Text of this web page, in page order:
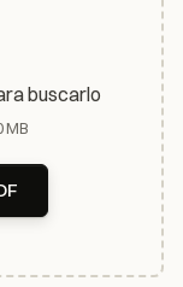
buscarlo
MB